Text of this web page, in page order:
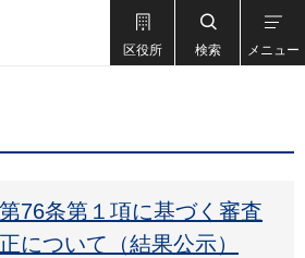
区役所 検索 メニュー
76条第１項に基づく審査
について（結果公示）